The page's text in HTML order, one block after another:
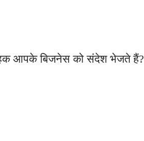
आपके बिजनेस को संदेश भेजते हैं?